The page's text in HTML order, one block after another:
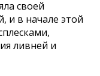
своей
и в начале этой
ливней и